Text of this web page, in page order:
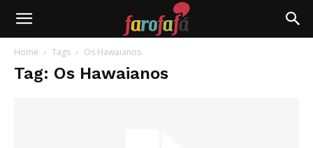
Farofafá
Home Tags Os Hawaianos
Tag: Os Hawaianos